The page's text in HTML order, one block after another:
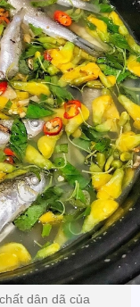
dân dã của